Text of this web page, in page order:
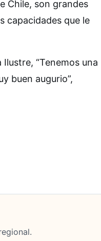
Chile, son grandes
capacidades que le
“Tenemos una
buen augurio”,